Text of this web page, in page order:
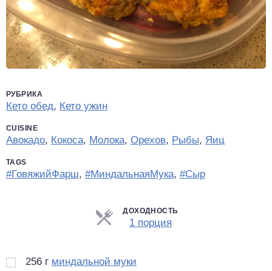
РУБРИКА
Кето обед, Кето ужин
CUISINE
Авокадо, Кокоса, Молока, Орехов, Рыбы, Яиц
TAGS
#ГовяжийФарш, #МиндальнаяМука, #Сыр
ДОХОДНОСТЬ
1 порция
256 г миндальной муки